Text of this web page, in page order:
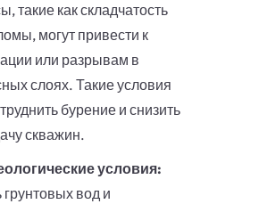
такие как складчатость
могут привести к
или разрывам в
слоях. Такие условия
бурение и снизить
скважин.
условия:
вод и